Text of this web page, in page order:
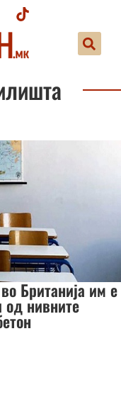
Британија им е
од нивните